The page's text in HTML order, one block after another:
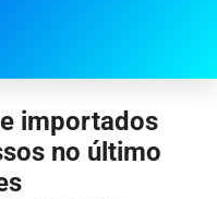
importados
no último